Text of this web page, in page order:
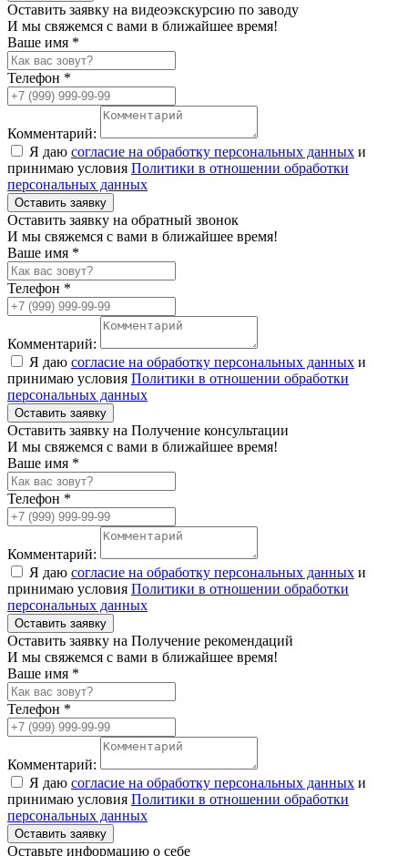
Оставить заявку на видеоэкскурсию по заводу
И мы свяжемся с вами в ближайшее время!
Ваше имя *
Телефон *
Комментарий:
Я даю согласие на обработку персональных данных и
принимаю условия Политики в отношении обработки
персональных данных
Оставить заявку
Оставить заявку на обратный звонок
И мы свяжемся с вами в ближайшее время!
Ваше имя *
Телефон *
Комментарий:
Я даю согласие на обработку персональных данных и
принимаю условия Политики в отношении обработки
персональных данных
Оставить заявку
Оставить заявку на Получение консультации
И мы свяжемся с вами в ближайшее время!
Ваше имя *
Телефон *
Комментарий:
Я даю согласие на обработку персональных данных и
принимаю условия Политики в отношении обработки
персональных данных
Оставить заявку
Оставить заявку на Получение рекомендаций
И мы свяжемся с вами в ближайшее время!
Ваше имя *
Телефон *
Комментарий:
Я даю согласие на обработку персональных данных и
принимаю условия Политики в отношении обработки
персональных данных
Оставить заявку
Оставьте информацию о себе